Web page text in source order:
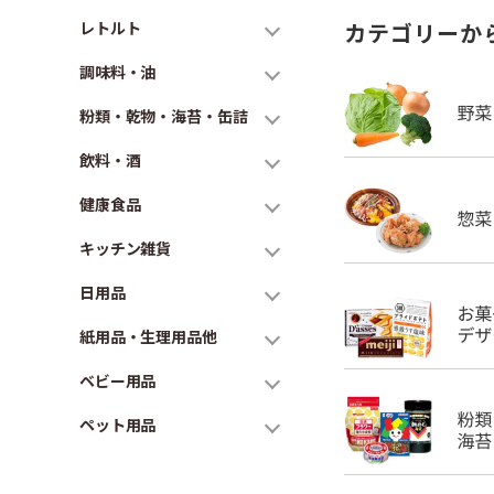
レトルト
調味料・油
粉類・乾物・海苔・缶詰
飲料・酒
健康食品
キッチン雑貨
日用品
紙用品・生理用品他
ベビー用品
ペット用品
カテゴリーか